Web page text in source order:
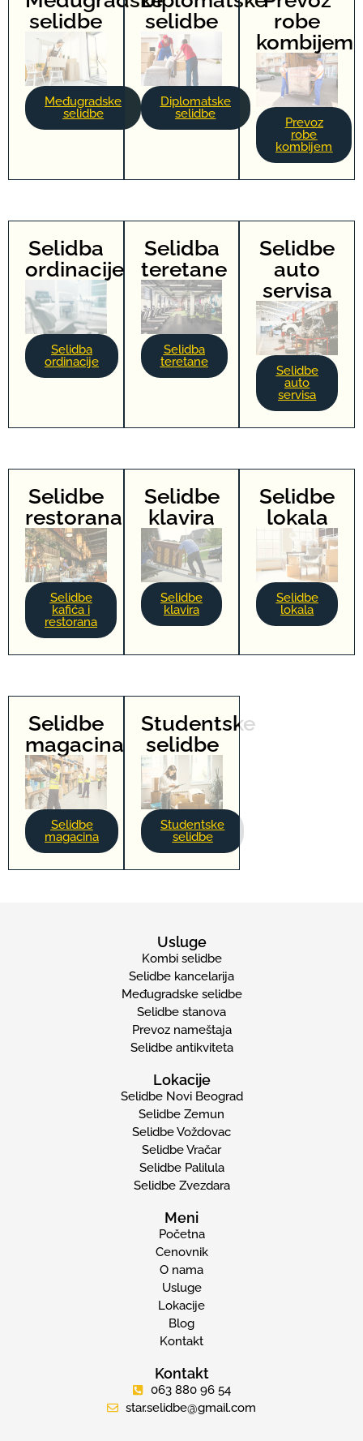
selidbe
Međugradske
selidbe
selidbe
Diplomatske
selidbe
robe
kombijem
Prevoz
robe
kombijem
Selidba
ordinacije
Selidba
ordinacije
Selidba
teretane
Selidba
teretane
Selidbe
auto
servisa
Selidbe
auto
servisa
Selidbe
restorana
Selidbe
kafića i
restorana
Selidbe
klavira
Selidbe
klavira
Selidbe
lokala
Selidbe
lokala
Selidbe
magacina
Selidbe
magacina
Studentske
selidbe
Studentske
selidbe
Usluge
Kombi selidbe
Selidbe kancelarija
Međugradske selidbe
Selidbe stanova
Prevoz nameštaja
Selidbe antikviteta
Lokacije
Selidbe Novi Beograd
Selidbe Zemun
Selidbe Voždovac
Selidbe Vračar
Selidbe Palilula
Selidbe Zvezdara
Meni
Početna
Cenovnik
O nama
Usluge
Lokacije
Blog
Kontakt
Kontakt
063 880 96 54
star.selidbe@gmail.com